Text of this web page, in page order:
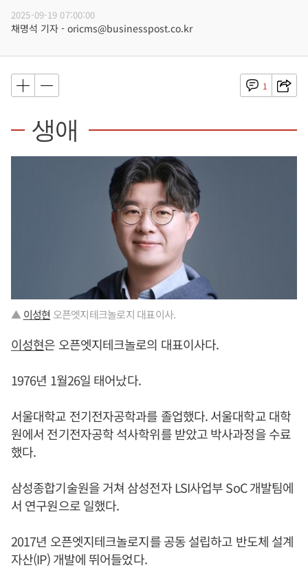
2025-09-19 07:00:00
채명석 기자 - oricms@businesspost.co.kr
1
생애
▲ 이성현 오픈엣지테크놀로지 대표이사.
이성현은 오픈엣지테크놀로의 대표이사다.
1976년 1월26일 태어났다.
서울대학교 전기전자공학과를 졸업했다. 서울대학교 대학
원에서 전기전자공학 석사학위를 받았고 박사과정을 수료
했다.
삼성종합기술원을 거쳐 삼성전자 LSI사업부 SoC 개발팀에
서 연구원으로 일했다.
2017년 오픈엣지테크놀로지를 공동 설립하고 반도체 설계
자산(IP) 개발에 뛰어들었다.